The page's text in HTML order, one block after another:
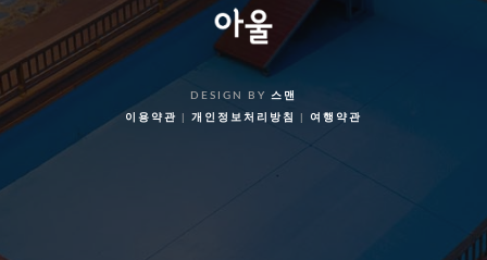
DESIGN BY 스맨
이용약관
개인정보처리방침 여행약관